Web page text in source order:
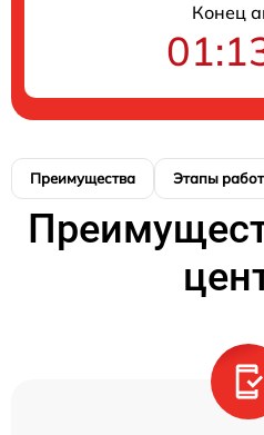
Конец
Преимущества Этапы работ